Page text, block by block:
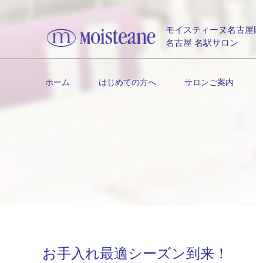
モイスティーヌ名古屋
名古屋 名駅サロン
ホーム はじめての方へ サロンご案内
お手入れ最適シーズン到来！